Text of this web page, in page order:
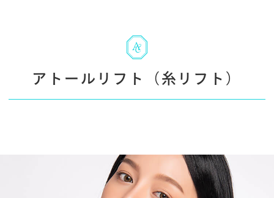
アトールリフト（糸リフト）